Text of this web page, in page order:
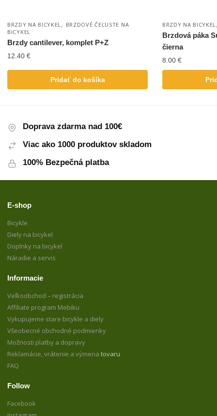
BRZDY NA BICYKEL , BRZDOVÉ ČEĽUSTE NA
BICYKEL
Brzdy cantilever, komplet P+Z
12.40 €
Pridať do košíka
BRZDY NA BICYKEL
Brzdová páka
čierna
8.00 €
Doprava zdarma nad 100€
Viac ako 1000 produktov skladom
100% Bezpečná platba
E-shop
Bicykle
Diely na bicykel
Doplnky na bicykel
Náradie a servis
Informacie
Veľkoobchod – registrácia
Affiliate program Mebiku
Vykupujeme stare bicykle a diely
Všeobecné obchodné podmienky
Možnosti platby a dopravy
Reklamácie, vrátenie a výmena tovaru
FAQ
Follow
Facebook